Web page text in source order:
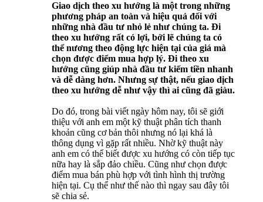
Giao dịch theo xu hướng là một trong những
phương pháp an toàn và hiệu quả đối với
những nhà đầu tư nhỏ lẻ như chúng ta. Đi
theo xu hướng rất có lợi, bởi lẽ chúng ta có
thể nương theo động lực hiện tại của giá mà
chọn được điểm mua hợp lý. Đi theo xu
hướng cũng giúp nhà đầu tư kiếm tiền nhanh
và dễ dàng hơn. Nhưng sự thật, nếu giao dịch
theo xu hướng dễ như vậy thì ai cũng đã giàu.
Do đó, trong bài viết ngày hôm nay, tôi sẽ giới
thiệu với anh em một kỹ thuật phân tích thanh
khoản cũng cơ bản thôi nhưng nó lại khá là
thông dụng vì gặp rất nhiều. Nhờ kỹ thuật này
anh em có thể biết được xu hướng có còn tiếp tục
nữa hay là sắp đảo chiều. Cũng như chọn được
điểm mua bán phù hợp với tình hình thị trường
hiện tại. Cụ thể như thế nào thì ngay sau đây tôi
sẽ chia sẻ.